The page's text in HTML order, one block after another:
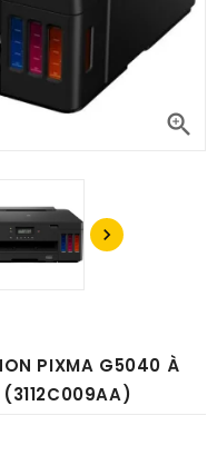


PIXMA G5040 À
(3112C009AA)